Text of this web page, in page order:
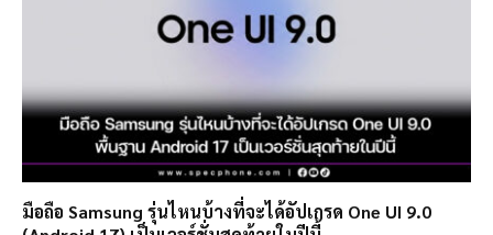
มือถือ Samsung รุ่นไหนบ้างที่จะได้อัปเกรด One UI 9.0